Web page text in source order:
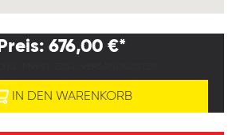
Preis: 676,00 €*
IN DEN WARENKORB